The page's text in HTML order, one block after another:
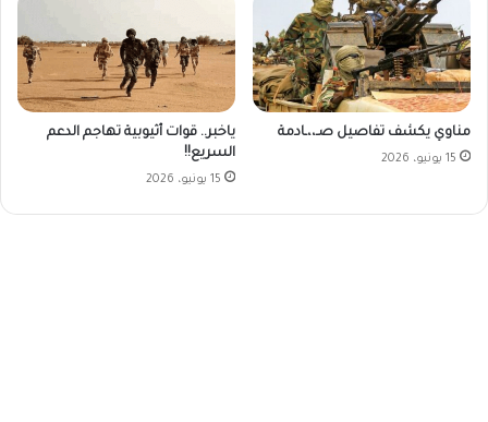
مناوي يكشف تفاصيل صـ،،ـادمة
15 يونيو، 2026
ياخبر.. قوات أثيوبية تهاجم الدعم
السريع!!
15 يونيو، 2026